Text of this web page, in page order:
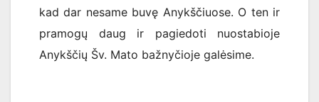
kad dar nesame buvę Anykščiuose. O ten ir
pramogų daug ir pagiedoti nuostabioje
Anykščių Šv. Mato bažnyčioje galėsime.